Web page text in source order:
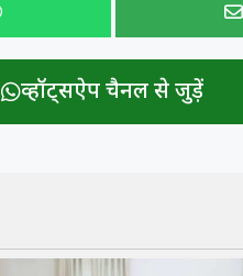
व्हॉट्सऐप चैनल से जुड़ें